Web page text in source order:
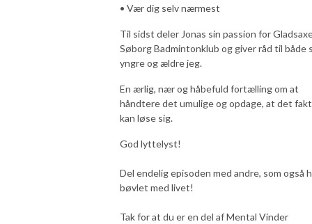
• Vær dig selv nærmest
Til sidst deler Jonas sin passion for
Søborg Badmintonklub og giver råd til både
yngre og ældre jeg.
En ærlig, nær og håbefuld fortælling om at
håndtere det umulige og opdage, at det
kan løse sig.
God lyttelyst!
Del endelig episoden med andre, som også
bøvlet med livet!
Tak for at du er en del af Mental Vinder